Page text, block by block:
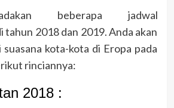
beberapa jadwal
tahun 2018 dan 2019. Anda akan
kota-kota di Eropa pada
rinciannya:
2018 :